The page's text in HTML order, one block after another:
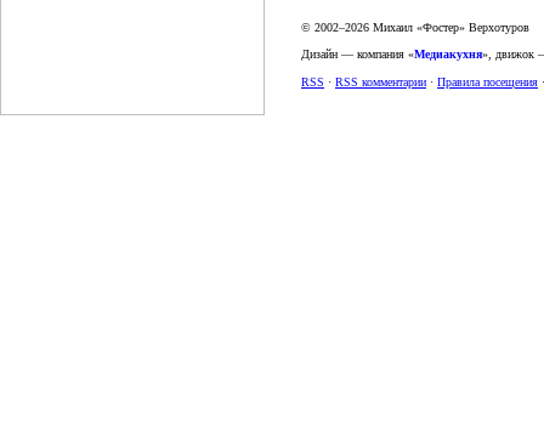
© 2002–2026 Михаил «Фостер» Верхотуров
Дизайн — компания «Медиакухня»,
RSS · RSS комментарии · Правила посещения